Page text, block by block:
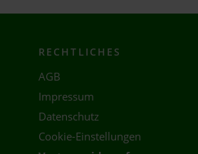
RECHTLICHES
AGB
Impressum
Datenschutz
Cookie-Einstellungen